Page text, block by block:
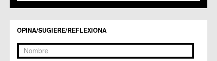
OPINA/SUGIERE/REFLEXIONA